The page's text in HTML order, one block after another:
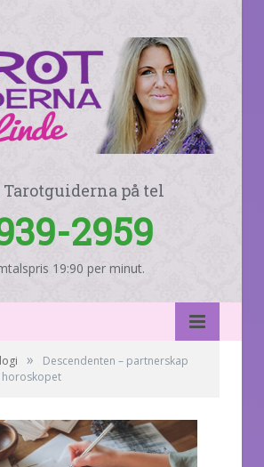
på tel
2959
19:90 per minut.
»
Descendenten – partnerskap